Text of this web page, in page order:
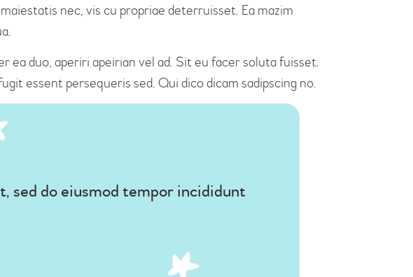
nec, vis cu propriae deterruisset. Ea mazim
duo, aperiri apeirian vel ad. Sit eu facer soluta fuisset.
essent persequeris sed. Qui dico dicam sadipscing no.
sed do eiusmod tempor incididunt